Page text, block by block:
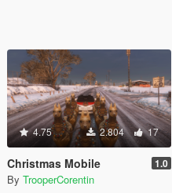
4.75 2.804 17
Christmas Mobile 1.0
By TrooperCorentin